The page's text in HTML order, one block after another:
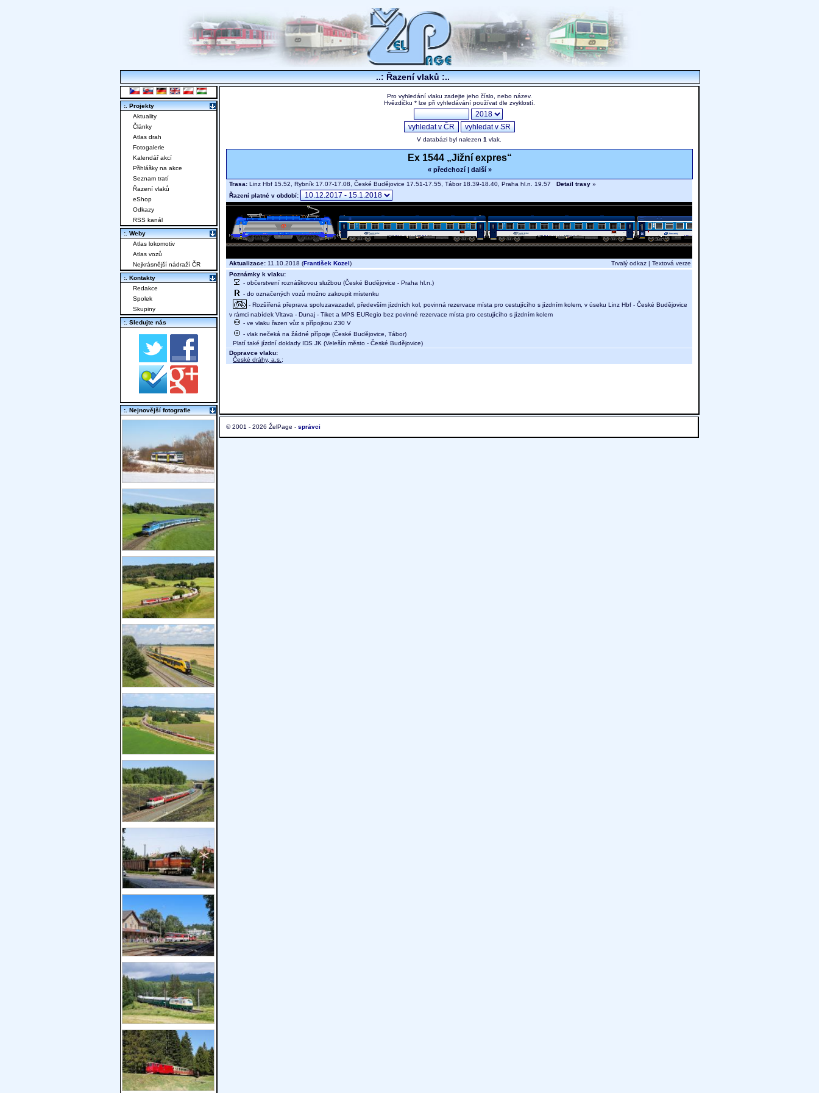
..: Řazení vlaků :..
Pro vyhledání vlaku zadejte jeho číslo, nebo název.
Hvězdičku * lze při vyhledávání používat dle zvyklostí.
V databázi byl nalezen 1 vlak.
Ex 1544 „Jižní expres“
« předchozí| další »
Trasa: Linz Hbf 15.52, Rybník 17.07-17.08, České Budějovice 17.51-17.55, Tábor 18.39-18.40, Praha hl.n. 19.57 Detail trasy »
Řazení platné v období:
Aktualizace: 11.10.2018 (František Kozel) Trvalý odkaz | Textová verze
Poznámky k vlaku:
- občerstvení roznáškovou službou (České Budějovice - Praha hl.n.)
- do označených vozů možno zakoupit místenku
- Rozšířená přeprava spoluzavazadel, především jízdních kol, povinná rezervace místa pro cestujícího s jízdním kolem, v úseku Linz Hbf - České Budějovice
v rámci nabídek Vltava - Dunaj - Tiket a MPS EURegio bez povinné rezervace místa pro cestujícího s jízdním kolem
- ve vlaku řazen vůz s přípojkou 230 V
- vlak nečeká na žádné přípoje (České Budějovice, Tábor)
Platí také jízdní doklady IDS JK (Velešín město - České Budějovice)
Dopravce vlaku:
České dráhy, a.s. ;
© 2001 - 2026 ŽelPage - správci
:. Projekty
Aktuality
Články
Atlas drah
Fotogalerie
Kalendář akcí
Přihlášky na akce
Seznam tratí
Řazení vlaků
eShop
Odkazy
RSS kanál
:. Weby
Atlas lokomotiv
Atlas vozů
Nejkrásnější nádraží ČR
:. Kontakty
Redakce
Spolek
Skupiny
:. Sledujte nás
:. Nejnovější fotografie